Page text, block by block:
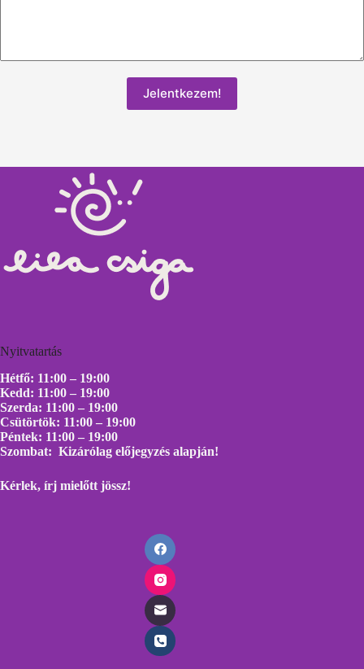
Jelentkezem!
Nyitvatartás
Hétfő: 11:00 – 19:00
Kedd: 11:00 – 19:00
Szerda: 11:00 – 19:00
Csütörtök: 11:00 – 19:00
Péntek: 11:00 – 19:00
Szombat: Kizárólag előjegyzés alapján!
Kérlek, írj mielőtt jössz!